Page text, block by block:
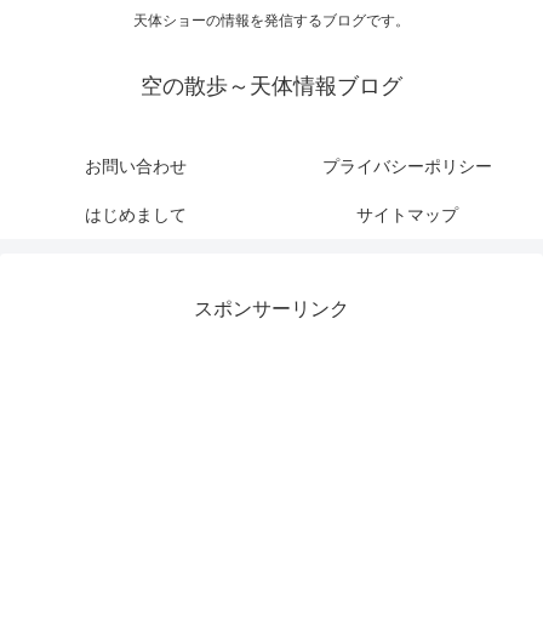
天体ショーの情報を発信するブログです。
空の散歩～天体情報ブログ
お問い合わせ プライバシーポリシー
はじめまして サイトマップ
スポンサーリンク